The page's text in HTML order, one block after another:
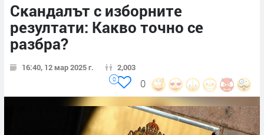
Скандалът с изборните
резултати: Какво точно се
разбра?
16:40, 12 мар 2025 г. 2,003
0
0